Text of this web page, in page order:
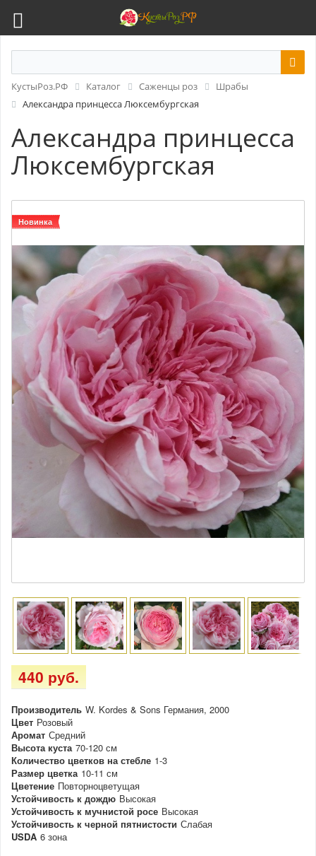
КустыРоз.РФ Каталог Саженцы роз
Шрабы
Александра принцесса Люксембургская
Александра принцесса
Люксембургская
Новинка
440 руб.
Производитель W. Kordes & Sons Германия, 2000
Цвет Розовый
Аромат Средний
Высота куста 70-120 см
Количество цветков на стебле 1-3
Размер цветка 10-11 см
Цветение Повторноцветущая
Устойчивость к дождю Высокая
Устойчивость к мучнистой росе Высокая
Устойчивость к черной пятнистости Слабая
USDA 6 зона